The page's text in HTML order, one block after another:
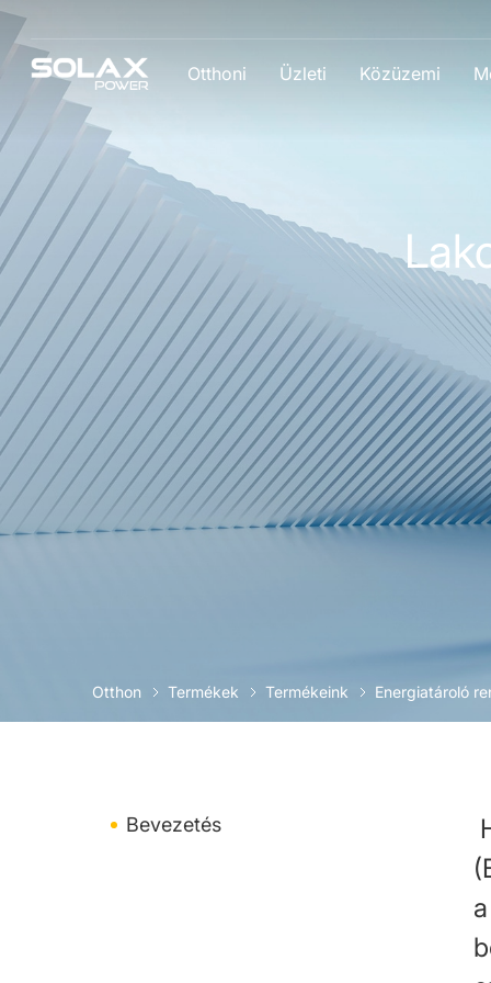
Otthoni Üzleti Közüzemi
Otthon Termékek Termékeink Energiatároló
Bevezetés